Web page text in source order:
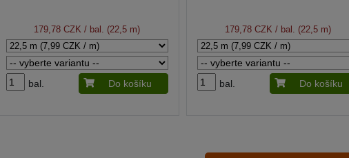
179,78 CZK / bal. (22,5 m)
bal. Do košíku
179,78 CZK / bal. (22,5 m)
bal. Do košíku